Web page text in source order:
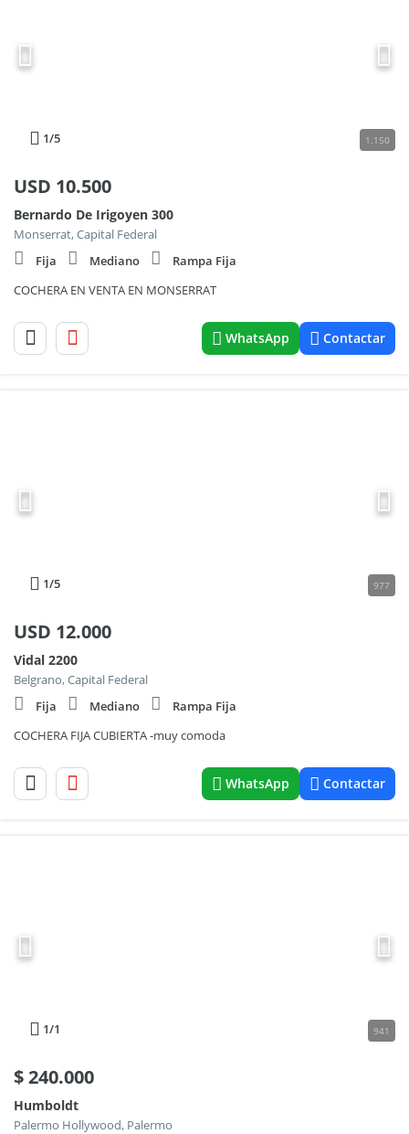
1/5 1.150
USD 10.500
Bernardo De Irigoyen 300
Monserrat, Capital Federal
Fija
Mediano
Rampa Fija
COCHERA EN VENTA EN MONSERRAT
WhatsApp Contactar
1/5 977
USD 12.000
Vidal 2200
Belgrano, Capital Federal
Fija
Mediano
Rampa Fija
COCHERA FIJA CUBIERTA -muy comoda
WhatsApp Contactar
1/1 941
$240.000
Humboldt
Palermo Hollywood, Palermo